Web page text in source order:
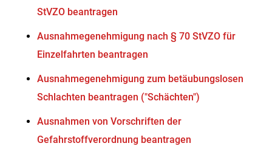
StVZO beantragen
Ausnahmegenehmigung nach § 70 StVZO für
Einzelfahrten beantragen
Ausnahmegenehmigung zum betäubungslosen
Schlachten beantragen ("Schächten")
Ausnahmen von Vorschriften der
Gefahrstoffverordnung beantragen